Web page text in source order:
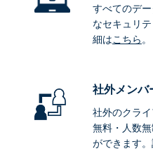
すべてのデ
なセキュリ
細はこちら。
社外メンバ
社外のクラ
無料・人数
ができます